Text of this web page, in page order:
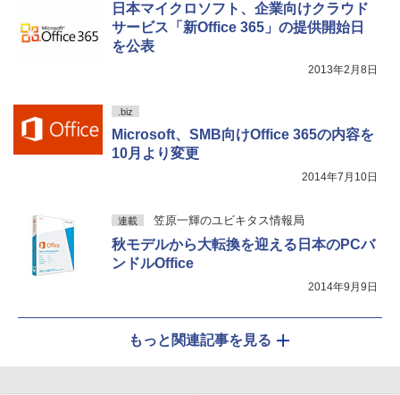
日本マイクロソフト、企業向けクラウド
サービス「新Office 365」の提供開始日
を公表
2013年2月8日
.biz
Microsoft、SMB向けOffice 365の内容を
10月より変更
2014年7月10日
連載 笠原一輝のユビキタス情報局
秋モデルから大転換を迎える日本のPCバ
ンドルOffice
2014年9月9日
もっと関連記事を見る